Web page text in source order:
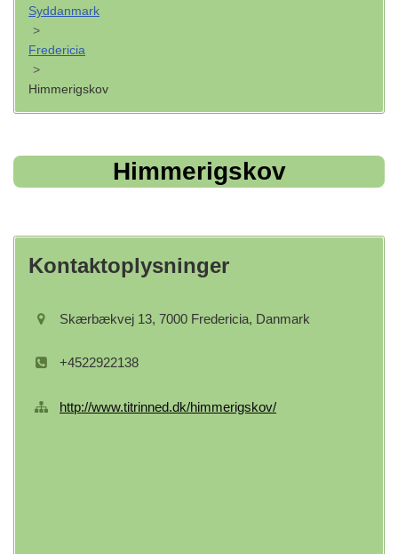
Syddanmark
>
Fredericia
>
Himmerigskov
Himmerigskov
Kontaktoplysninger
Skærbækvej 13, 7000 Fredericia, Danmark
+4522922138
http://www.titrinned.dk/himmerigskov/